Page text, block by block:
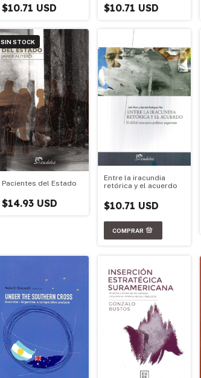
$10.71 USD $10.71 USD
SIN STOCK
Pacientes del Estado
$14.93 USD
Entre la iracundia
retórica y el acuerdo
$10.71 USD